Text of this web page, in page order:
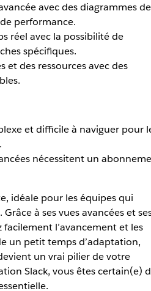
avec des diagrammes de
performance.
réel avec la possibilité de
spécifiques.
et des ressources avec des
et difficile à naviguer pour
nécessitent un
idéale pour les équipes qui
à ses vues avancées et
l’avancement et les
un petit temps d’adaptation,
un vrai pilier de votre
Slack, vous êtes certain(e)